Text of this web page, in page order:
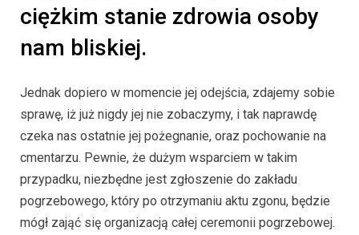
ciężkim stanie zdrowia osoby
nam bliskiej.
Jednak dopiero w momencie jej odejścia, zdajemy sobie
sprawę, iż już nigdy jej nie zobaczymy, i tak naprawdę
czeka nas ostatnie jej pożegnanie, oraz pochowanie na
cmentarzu. Pewnie, że dużym wsparciem w takim
przypadku, niezbędne jest zgłoszenie do zakładu
pogrzebowego, który po otrzymaniu aktu zgonu, będzie
mógł zająć się organizacją całej ceremonii pogrzebowej.